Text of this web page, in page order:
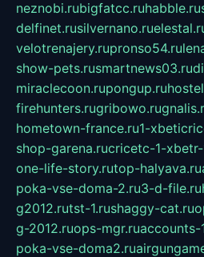
neznobi.rubigfatcc.ruhabble.ru
delfinet.rusilvernano.ru
velotrenajery.rupronso54.ru
show-pets.rusmartnews03.ru
miraclecoon.rupongup.ru
firehunters.rugribowo.ru
hometown-france.ru1-
shop-garena.rucricetc-1-
one-life-story.rutop-halyava.ru
poka-vse-doma-2.ru3-d-file.ru
g2012.rutst-1.rushaggy-cat.ru
g-2012.ruops-mgr.ruaccounts-
poka-vse-doma2.ru